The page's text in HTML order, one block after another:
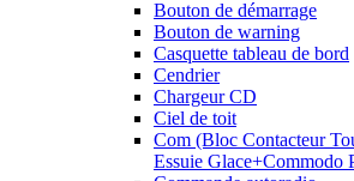
Bouton de démarrage
Bouton de warning
Casquette tableau de bord
Cendrier
Chargeur CD
Ciel de toit
Com (Bloc Contacteur
Essuie Glace+Commodo